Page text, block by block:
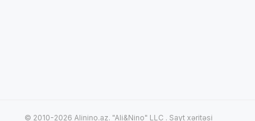
© 2010-2026 Alinino.az. "Ali&Nino" LLC . Sayt xəritəsi